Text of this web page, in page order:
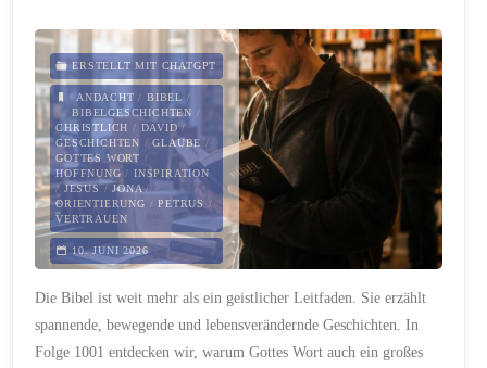
ERSTELLT MIT CHATGPT
ANDACHT /BIBEL /
BIBELGESCHICHTEN /
CHRISTLICH / DAVID/
GESCHICHTEN /GLAUBE /
GOTTES WORT /
HOFFNUNG/ INSPIRATION
/ JESUS/JONA/
ORIENTIERUNG /PETRUS /
VERTRAUEN
10. JUNI 2026
Die Bibel ist weit mehr als ein geistlicher Leitfaden. Sie erzählt
spannende, bewegende und lebensverändernde Geschichten. In
Folge 1001 entdecken wir, warum Gottes Wort auch ein großes